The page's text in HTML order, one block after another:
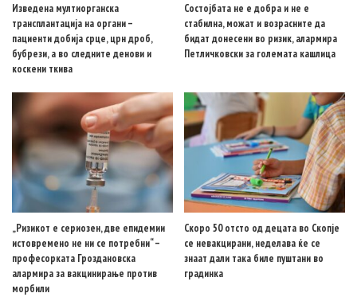
Изведена мултиорганска
трансплантација на органи –
пациенти добија срце, црн дроб,
бубрези, а во следните денови и
коскени ткива
Состојбата не е добра и не е
стабилна, можат и возрасните да
бидат донесени во ризик, алармира
Петличковски за големата кашлица
„Ризикот е сериозен, две епидемии
истовремено не ни се потребни“ –
професорката Гроздановска
алармира за вакцинирање против
морбили
Скоро 50 отсто од децата во Скопје
се невакцирани, неделава ќе се
знаат дали така биле пуштани во
градинка